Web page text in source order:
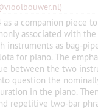
a companion piece
associated with
as bag-
for piano. The
between the two
question the
in the piano.
repetitive two-bar